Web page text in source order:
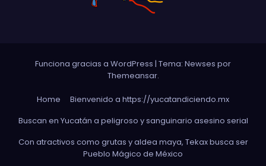
Funciona gracias a WordPress | Tema: Newses por
Themeansar.
Home
Bienvenido a https://yucatandiciendo.mx
Buscan en Yucatán a peligroso y sanguinario asesino serial
Con atractivos como grutas y aldea maya, Tekax busca ser
Pueblo Mágico de México